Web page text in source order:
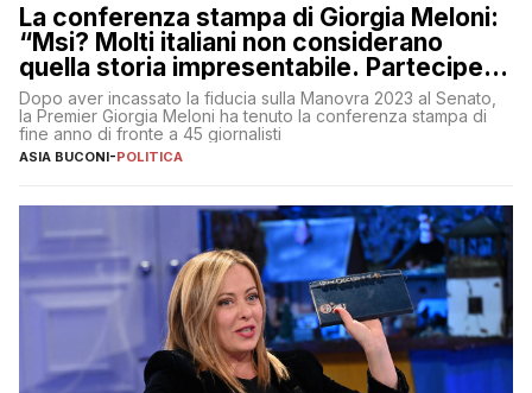
La conferenza stampa di Giorgia Meloni:
“Msi? Molti italiani non considerano
quella storia impresentabile. Parteciperò
al 25 aprile”
Dopo aver incassato la fiducia sulla Manovra 2023 al Senato,
la Premier Giorgia Meloni ha tenuto la conferenza stampa di
fine anno di fronte a 45 giornalisti
ASIA BUCONI-POLITICA